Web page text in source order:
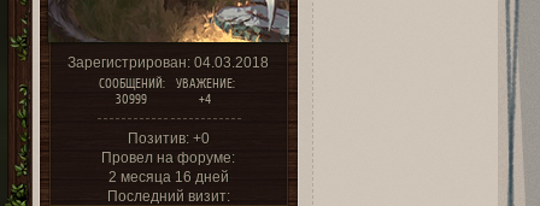
Зарегистрирован: 04.03.2018
СООБЩЕНИЙ:
30999
УВАЖЕНИЕ:
+4
Позитив: +0
Провел на форуме:
2 месяца 16 дней
Последний визит: